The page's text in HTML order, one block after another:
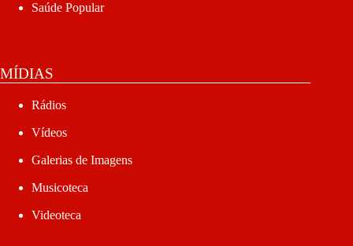
Saúde Popular
MÍDIAS
Rádios
Vídeos
Galerias de Imagens
Musicoteca
Videoteca